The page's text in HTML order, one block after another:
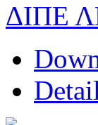
ΔΙΠΕ